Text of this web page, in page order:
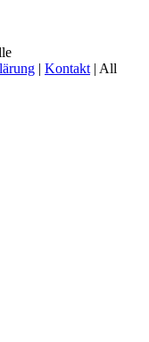
| Kontakt | All